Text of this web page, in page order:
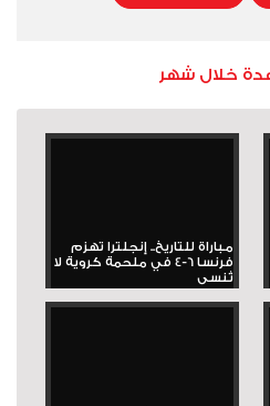
خلال شهر
مباراة للتاريخ.. إنجلترا تهزم
فرنسا 6-4 في ملحمة كروية لا
تُنسى